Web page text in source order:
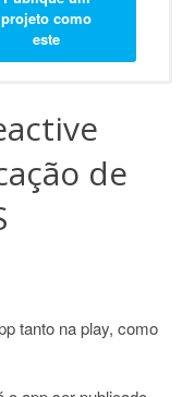
projeto como
este
de
tanto na play, como